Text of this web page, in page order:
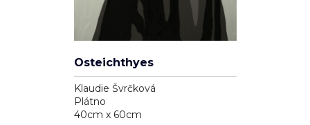
Osteichthyes
Klaudie Švrčková
Plátno
40cm x 60cm